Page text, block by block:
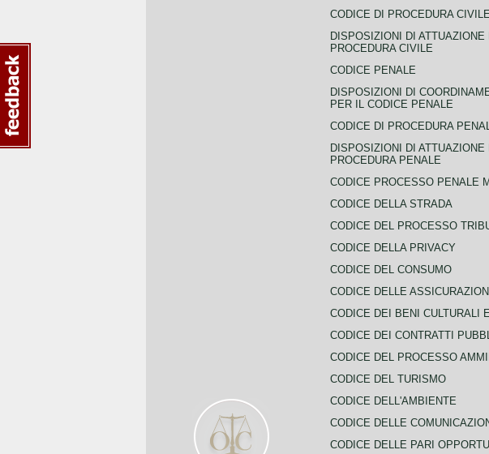
CODICE DI PROCEDURA CIVILE
DISPOSIZIONI DI ATTUAZIONE
PROCEDURA CIVILE
CODICE PENALE
DISPOSIZIONI DI
PER IL CODICE PENALE
CODICE DI PROCEDURA
DISPOSIZIONI DI ATTUAZIONE
PROCEDURA PENALE
CODICE PROCESSO PENALE
CODICE DELLA STRADA
CODICE DEL PROCESSO
CODICE DELLA PRIVACY
CODICE DEL CONSUMO
CODICE DELLE
CODICE DEI BENI CULTURALI
CODICE DEI CONTRATTI
CODICE DEL PROCESSO
CODICE DEL TURISMO
CODICE DELL'AMBIENTE
CODICE DELLE
CODICE DELLE PARI